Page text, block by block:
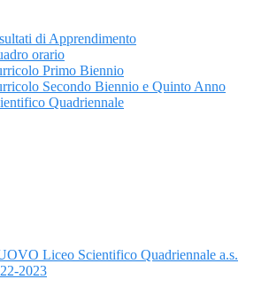
di Apprendimento
orario
Primo Biennio
Secondo Biennio e Quinto Anno
Quadriennale
Liceo Scientifico Quadriennale a.s.
2023